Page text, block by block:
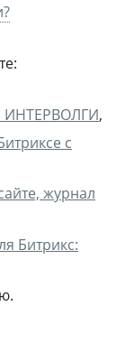
ИНТЕРВОЛГИ,
с
журнал
Битрикс: